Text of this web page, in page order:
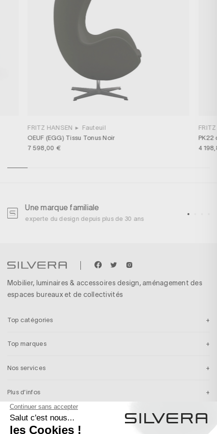
FRITZ HANSEN ▸ Fauteuil
OEUF (EGG) Tissu Tonus Noir
7 598,00 €
PK22
4
Une marque familiale
experte du design depuis plus de 30 ans
Mobilier, luminaires & accessoires design, aménagement des
espaces bureaux et de collectivités
Top catégories
Top marques
Nos services
Plus d’infos